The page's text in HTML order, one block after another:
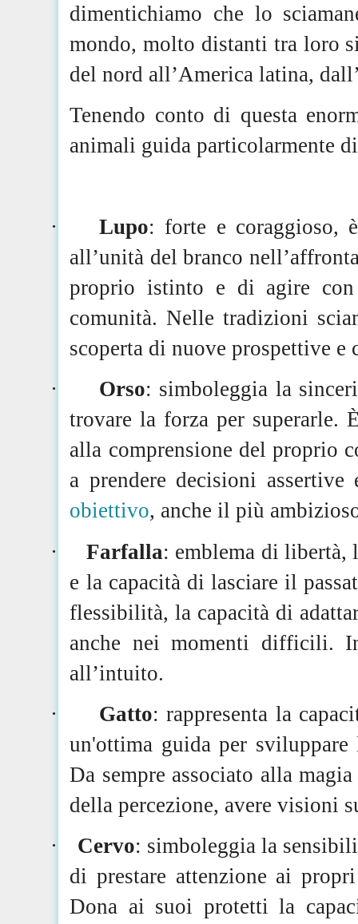
dimentichiamo che lo
mondo, molto distanti tra loro
del nord all’America latina,
Tenendo conto di questa
animali guida particolarmente
· Lupo: forte e coraggioso,
all’unità del branco
proprio istinto e di agire
comunità. Nelle tradizioni
scoperta di nuove prospettive e
·
Orso: simboleggia la
trovare la forza per superarle.
alla comprensione del proprio
a prendere decisioni
obiettivo, anche il più
·
Farfalla: emblema di libertà,
e la capacità di lasciare il
flessibilità, la capacità di
anche nei momenti difficili.
all’intuito.
·
Gatto: rappresenta la
un'ottima guida per sviluppare
Da sempre associato alla
della percezione, avere visioni
·
Cervo: simboleggia la
di prestare attenzione ai
Dona ai suoi protetti la